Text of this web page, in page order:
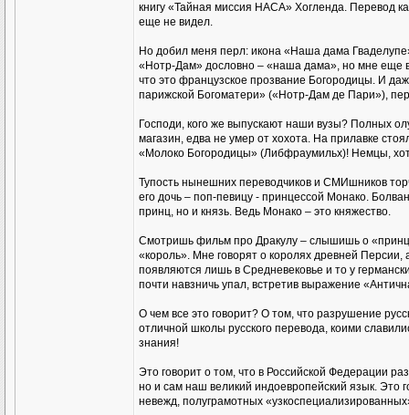
книгу «Тайная миссия НАСА» Хогленда. Перевод
еще не видел.
Но добил меня перл: икона «Наша дама
«Нотр-Дам» дословно – «наша дама», но мне еще
что это французское прозвание Богородицы. И
парижской Богоматери» («Нотр-Дам де Пари»),
Господи, кого же выпускают наши вузы? Полных
магазин, едва не умер от хохота. На прилавке
«Молоко Богородицы» (Либфраумильх)! Немцы,
Тупость нынешних переводчиков и СМИшников
его дочь – поп-певицу - принцессой Монако.
принц, но и князь. Ведь Монако – это княжество.
Смотришь фильм про Дракулу – слышишь о
«король». Мне говорят о королях древней
появляются лишь в Средневековье и то у
почти навзничь упал, встретив выражение
О чем все это говорит? О том, что разрушение
отличной школы русского перевода, коими
знания!
Это говорит о том, что в Российской Федерации
но и сам наш великий индоевропейский язык. Это
невежд, полуграмотных